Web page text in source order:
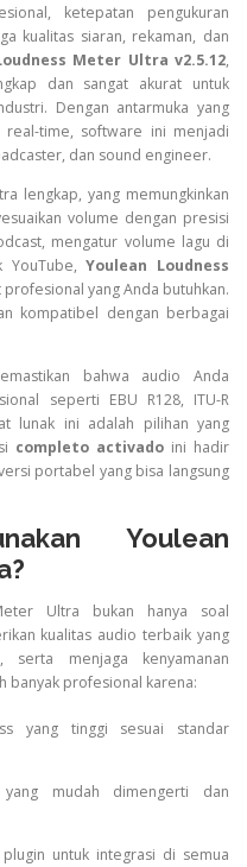
ketepatan pengukuran
kualitas siaran, rekaman, dan
Meter Ultra v2.5.12,
dan sangat akurat untuk
Dengan antarmuka yang
real-time, software ini menjadi
dan sound engineer.
lengkap, yang memungkinkan
volume dengan presisi
mengatur volume lagu di
YouTube,Youlean Loudness
yang Anda butuhkan.
kompatibel dengan berbagai
bahwa audio Anda
seperti EBU R128, ITU-R
lunak ini adalah pilihan yang
completo activadoini hadir
portabel yang bisa langsung
Youlean
Ultra bukan hanya soal
kualitas audio terbaik yang
serta menjaga kenyamanan
banyak profesional karena:
yang tinggi sesuai standar
mudah dimengerti dan
untuk integrasi di semua